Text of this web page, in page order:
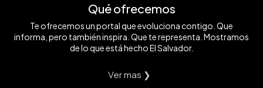
Qué ofrecemos
Te ofrecemos un portal que evoluciona contigo. Que
informa, pero también inspira. Que te representa. Mostramos
de lo que está hecho El Salvador.
Ver mas ❯